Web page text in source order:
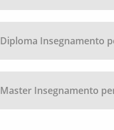
Diploma Insegnamento
Master Insegnamento